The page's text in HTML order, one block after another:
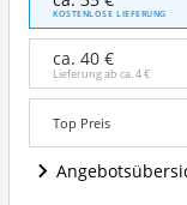
Super
Perfomance
Skischuhtasche
Helmtasche
Rucksack
Angebote:
Wo
ist
diese
KOSTENLOSE LIEFERUNG
ca. 40 €
Lieferung ab ca.4 €
Top Preis